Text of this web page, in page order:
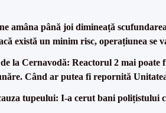
amâna până joi dimineață
există un minim risc, operațiunea se
la Cernavodă: Reactorul 2 mai poate
Când ar putea fi repornită
tupeului: I-a cerut bani polițistului